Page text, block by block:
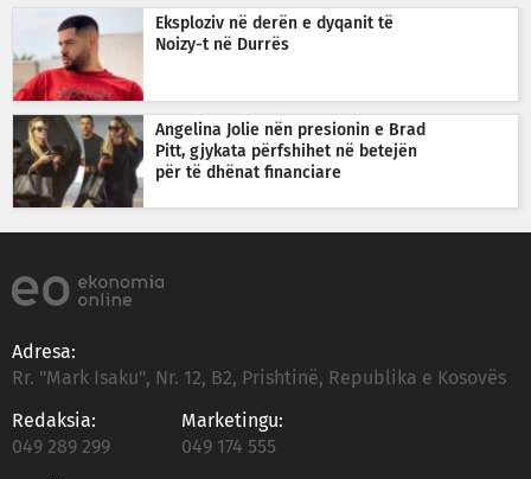
Eksploziv në derën e dyqanit të
Noizy-t në Durrës
Angelina Jolie nën presionin e Brad
Pitt, gjykata përfshihet në betejën
për të dhënat financiare
Adresa:
Rr. "Mark Isaku", Nr. 12, B2, Prishtinë, Republika e Kosovës
Redaksia:
049 289 299
Marketingu:
049 174 555